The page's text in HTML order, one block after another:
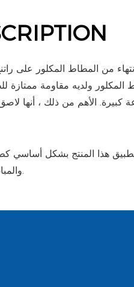
من المطاط المكلور على
المكلور ولديه مقاومة
كبيرة. الأهم من ذلك ، أنها
هذا المنتج بشكل
والمباني الخارجية وهياكل الفولاذ البتروكيماوية.